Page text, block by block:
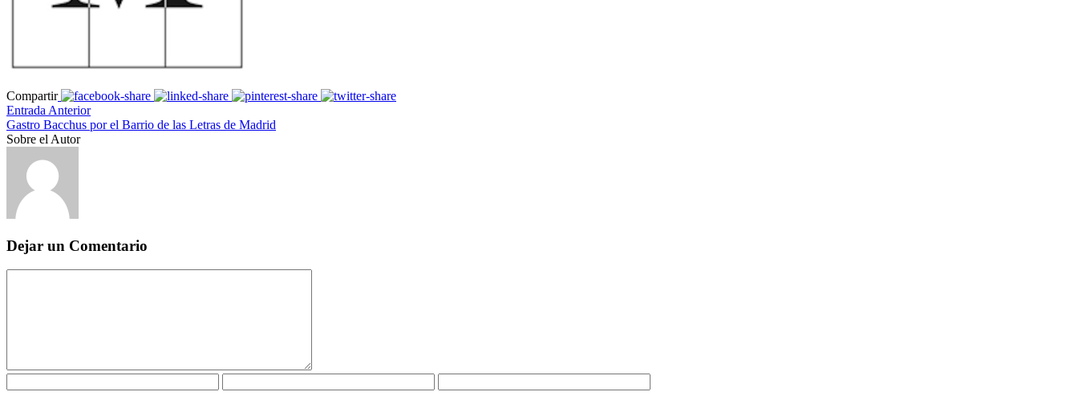
Compartir
Entrada Anterior
Gastro Bacchus por el Barrio de las Letras de Madrid
Sobre el Autor
Dejar un Comentario